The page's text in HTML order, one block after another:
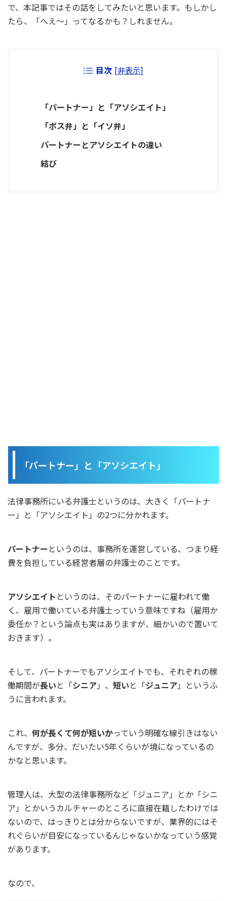
で、本記事ではその話をしてみたいと思います。もしかし
たら、「へえ～」ってなるかも？しれません。
目次 [非表示]
「パートナー」と「アソシエイト」
「ボス弁」と「イソ弁」
パートナーとアソシエイトの違い
結び
「パートナー」と「アソシエイト」
法律事務所にいる弁護士というのは、大きく「パートナ
ー」と「アソシエイト」の2つに分かれます。
パートナー というのは、事務所を運営している、つまり経
費を負担している経営者層の弁護士のことです。
アソシエイト というのは、そのパートナーに雇われて働
く、雇用で働いている弁護士っていう意味ですね（雇用か
委任か？という論点も実はありますが、細かいので置いて
おきます）。
そして、パートナーでもアソシエイトでも、それぞれの稼
働期間が長いと「シニア」、 短いと「ジュニア」というふ
うに言われます。
これ、 何が長くて何が短いかっていう明確な線引きはない
んですが、多分、だいたい5年くらいが境になっているの
かなと思います。
管理人は、大型の法律事務所など「ジュニア」とか「シニ
ア」とかいうカルチャーのところに直接在籍したわけでは
ないので、はっきりとは分からないですが、業界的にはそ
れぐらいが目安になっているんじゃないかなっていう感覚
があります。
なので、